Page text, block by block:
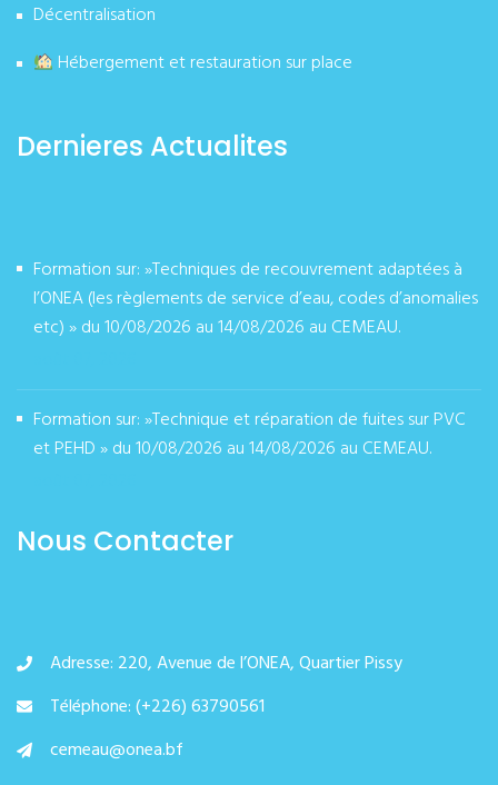
Décentralisation
Hébergement et restauration sur place
Dernieres Actualites
Formation sur: »Techniques de recouvrement adaptées à
l’ONEA (les règlements de service d’eau, codes d’anomalies
etc) » du 10/08/2026 au 14/08/2026 au CEMEAU.
Formation sur: »Technique et réparation de fuites sur PVC
et PEHD » du 10/08/2026 au 14/08/2026 au CEMEAU.
Nous Contacter
Adresse: 220, Avenue de l’ONEA, Quartier Pissy
Téléphone: (+226) 63790561
cemeau@onea.bf